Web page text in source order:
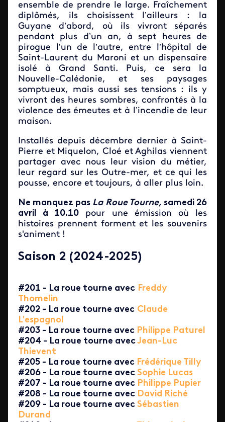
ensemble de prendre le large. Fraîchement
diplômés, ils choisissent l’ailleurs : la
Guyane d’abord, où ils vivront séparés
pendant plus d’un an, à sept heures de
pirogue l’un de l’autre, entre l’hôpital de
Saint-Laurent du Maroni et un dispensaire
isolé à Grand Santi. Puis, ce sera la
Nouvelle-Calédonie, et ses paysages
somptueux, mais aussi ses tensions : ils y
vivront des heures sombres, confrontés à la
violence des émeutes et à l’incendie de leur
maison.
Installés depuis décembre dernier à Saint-
Pierre et Miquelon, Cloé et Aghilas viennent
partager avec nous leur vision du métier,
leur regard sur les Outre-mer, et ce qui les
pousse, encore et toujours, à aller plus loin.
Ne manquez pas La Roue Tourne, samedi 26
avril à 10.10 pour une émission où les
histoires prennent forment et les souvenirs
s'animent !
Saison 2 (2024-2025)
#201 - La roue tourne avec Freddy
Thomelin
#202 - La roue tourne avec Claude
L'espagnol
#203 - La roue tourne avec Philippe Paturel
#204 - La roue tourne avecJean-Luc
Thievent
#205 - La roue tourne avec Frédérique Tilly
#206 - La roue tourne avec Sophie Lucas
#207 - La roue tourne avec Philippe Pupier
#208 - La roue tourne avec David Riché
#209 - La roue tourne avec Sébastien
Durand